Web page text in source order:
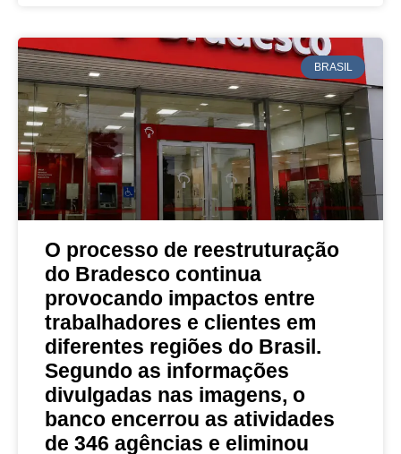
BRASIL
O processo de reestruturação
do Bradesco continua
provocando impactos entre
trabalhadores e clientes em
diferentes regiões do Brasil.
Segundo as informações
divulgadas nas imagens, o
banco encerrou as atividades
de 346 agências e eliminou